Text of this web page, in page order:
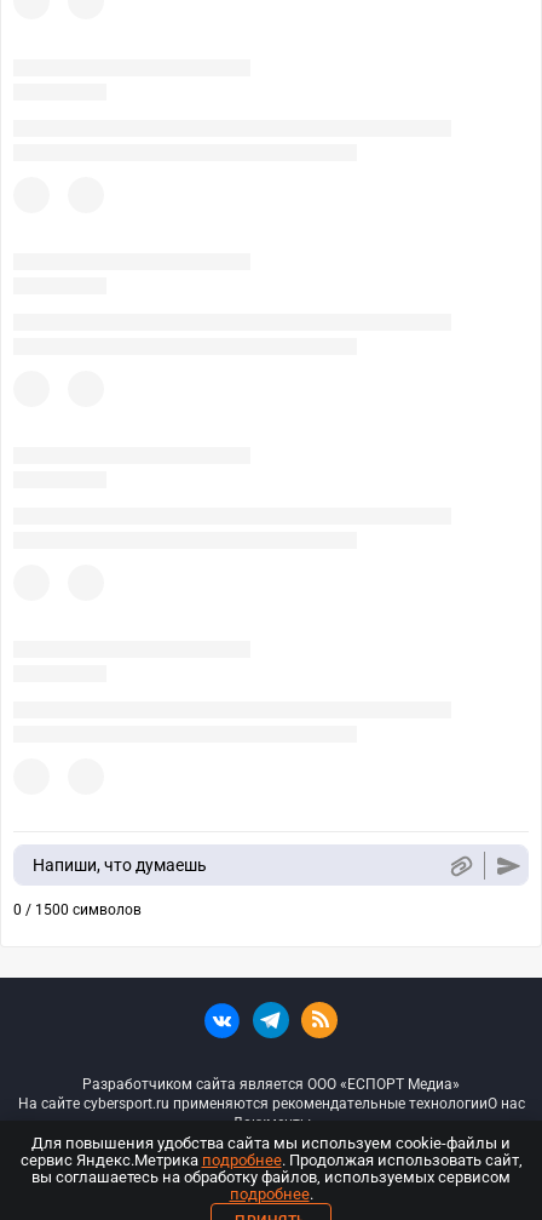
Напиши, что думаешь
0 / 1500 символов
Разработчиком сайта является ООО «ЕСПОРТ Медиа»
На сайте cybersport.ru применяются рекомендательные технологииО нас
Документы
© ООО «Киберспорт.ру» — Все права защищены
18+
Для повышения удобства сайта мы используем cookie-файлы и
сервис Яндекс.Метрика подробнее. Продолжая использовать сайт,
вы соглашаетесь на обработку файлов, используемых сервисом
подробнее.